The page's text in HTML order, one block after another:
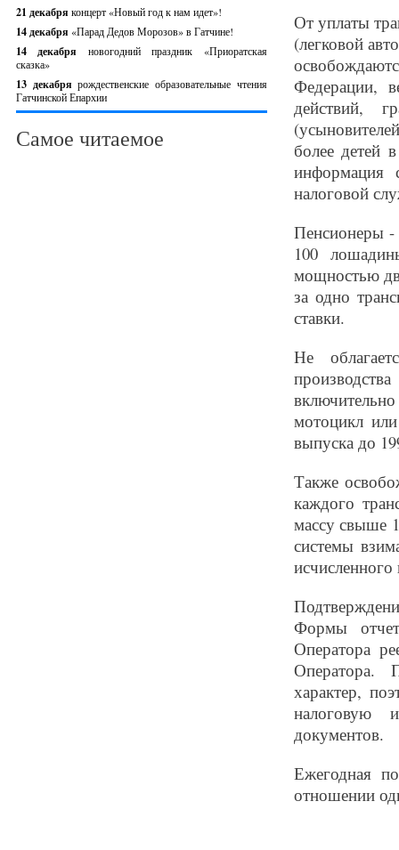
21 декабря концерт «Новый год к нам идет»!
14 декабря «Парад Дедов Морозов» в Гатчине!
14 декабря новогодний праздник «Приоратская
сказка»
13 декабрярождественские образовательные чтения
Гатчинской Епархии
Самое читаемое
От уплаты
(легковой
Федерации,
действий,
более детей
информация
налоговой
Пенсионеры -
100
мощностью
за одно
ставки.
Не
мотоцикл
выпуска до
Также
каждого
массу свыше
системы
Формы
Оператора
Оператора.
характер,
налоговую
документов.
Ежегодная
отношении